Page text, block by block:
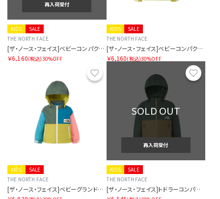
再入荷受付
SALE
KIDS
THE NORTH FACE
[ザ・ノース・フェイス]ベビーコンパクトジャケット
￥6,160(税込)30%OFF
SALE
KIDS
THE NORTH FACE
[ザ・ノース・フェイス]ベビーコンパクトジャケット
￥6,160(税込)30%OFF
お気に入り
SALE
KIDS
THE NORTH FACE
[ザ・ノース・フェイス]ベビーグランドコンパクトジャケット
SOLD OUT
再入荷受付
SALE
KIDS
THE NORTH FACE
[ザ・ノース・フェイス]トドラーコンパクトジャケット